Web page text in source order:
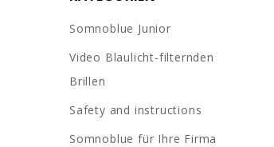
Somnoblue Junior
Video Blaulicht-filternden
Brillen
Safety and instructions
Somnoblue für Ihre Firma